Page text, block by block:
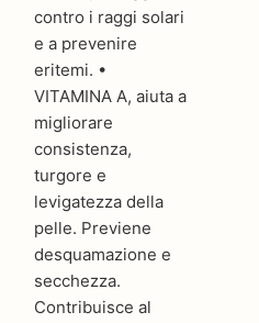
contro i raggi solari
e a prevenire
eritemi. •
VITAMINA A, aiuta a
migliorare
consistenza,
turgore e
levigatezza della
pelle. Previene
desquamazione e
secchezza.
Contribuisce al